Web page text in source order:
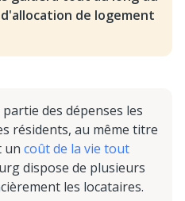
de logement
des dépenses les
résidents, au même titre
un coût de la vie tout
dispose de plusieurs
les locataires.